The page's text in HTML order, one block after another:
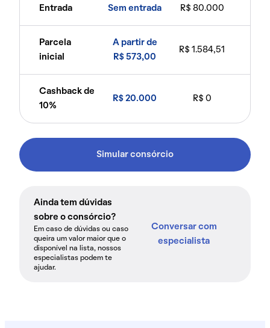
Entrada Sem entrada R$ 80.000
Parcela
inicial
A partir de
R$ 573,00
R$ 1.584,51
Cashback de
10%
R$ 20.000 R$ 0
Simular consórcio
Ainda tem dúvidas
sobre o consórcio?
Em caso de dúvidas ou caso
queira um valor maior que o
disponível na lista, nossos
especialistas podem te
ajudar.
Conversar com
especialista